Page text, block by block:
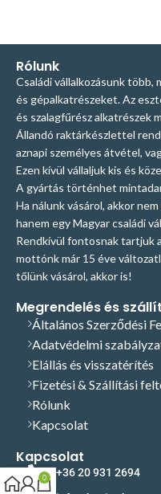
Rólunk
Családi vállalkozásunk több,
és gépalkatrészeket. Az
és szalagfűrész alkatrészek
Állandó raktárkészlettel
aznapi személyes átvétel,
Ezen kívül vállaljuk kis és
A gyártás történhet
Ha nálunk vásárol, akkor
hanem egy Magyar családi
Rendkívül fontosnak tartjuk
mottónk már 15 éve
tőlünk vásárol, akkor is!
Megrendelés és
Általános Szerződési
Adatvédelmi
Elállás és visszatérítés
Fizetési & Szállítási
Rólunk
Kapcsolat
Kapcsolat
+36 20 931 2694
0